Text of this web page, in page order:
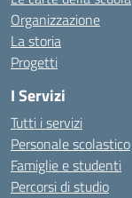
Organizzazione
La storia
Progetti
I Servizi
Tutti i servizi
Personale scolastico
Famiglie e studenti
Percorsi di studio